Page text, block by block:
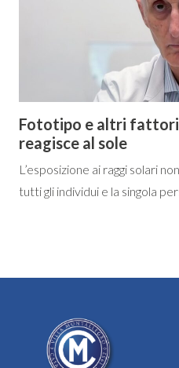
Fototipo e altri
reagisce al sole
L’esposizione ai raggi solari
tutti gli individui e la singola